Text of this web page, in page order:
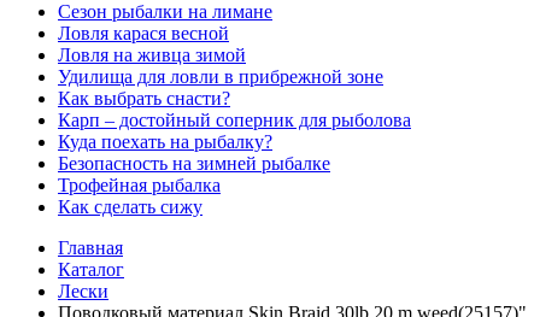
Сезон рыбалки на лимане
Ловля карася весной
Ловля на живца зимой
Удилища для ловли в прибрежной зоне
Как выбрать снасти?
Карп – достойный соперник для рыболова
Куда поехать на рыбалку?
Безопасность на зимней рыбалке
Трофейная рыбалка
Как сделать сижу
Главная
Каталог
Лески